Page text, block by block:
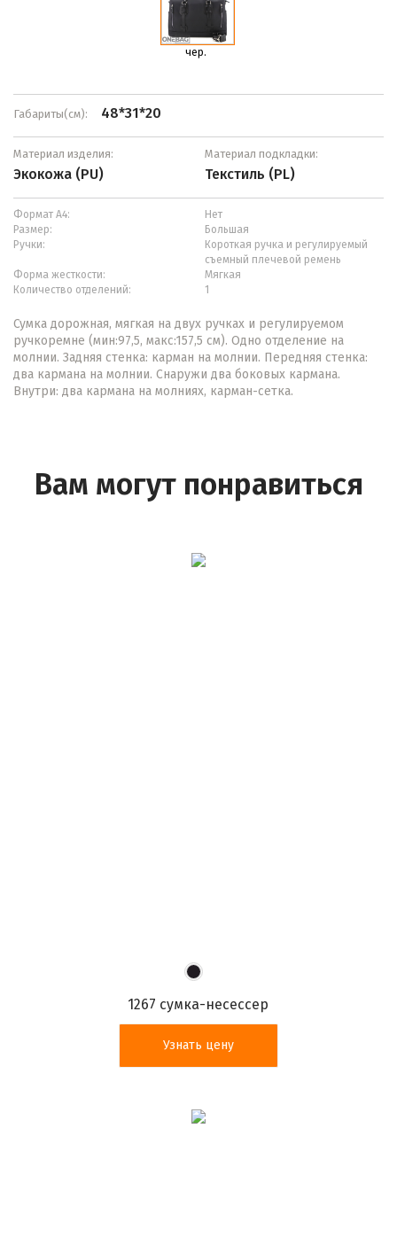
чер.
Габариты(см): 48*31*20
Материал изделия:
Экокожа (PU)
Материал подкладки:
Текстиль (PL)
Формат А4:
Нет
Размер:
Большая
Ручки:
Короткая ручка и регулируемый
съемный плечевой ремень
Форма жесткости:
Мягкая
Количество отделений:
1
Сумка дорожная, мягкая на двух ручках и регулируемом
ручкоремне (мин:97,5, макс:157,5 см). Одно отделение на
молнии. Задняя стенка: карман на молнии. Передняя стенка:
два кармана на молнии. Снаружи два боковых кармана.
Внутри: два кармана на молниях, карман-сетка.
Вам могут понравиться
1267 сумка-несессер
Узнать цену